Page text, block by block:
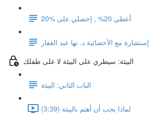
أعطي 20% , إحصلي على %20
إستشارة مع الأخصائية د. نها عبد الغفار
البيئة: سيطري على البيئة لا على طفلك
الباب الثاني: البيئة
لماذا يجب أن أهتم بالبيئة (3:39)